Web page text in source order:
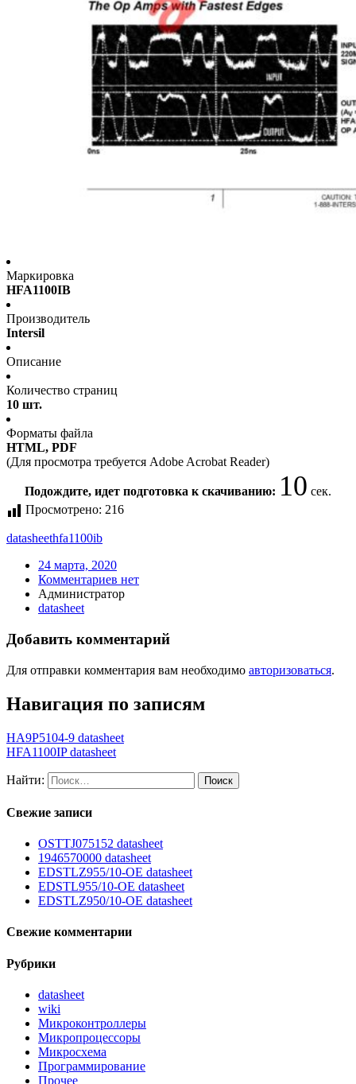
Маркировка
HFA1100IB
Производитель
Intersil
Описание
Количество страниц
10 шт.
Форматы файла
HTML, PDF
(Для просмотра требуется Adobe Acrobat Reader)
Подождите, идет подготовка к скачиванию: 10 сек.
Просмотрено: 216
datasheethfa1100ib
24 марта, 2020
Комментариев нет
Администратор
datasheet
Добавить комментарий
Для отправки комментария вам необходимо авторизоваться.
Навигация по записям
HA9P5104-9 datasheet
HFA1100IP datasheet
Найти:
Свежие записи
OSTTJ075152 datasheet
1946570000 datasheet
EDSTLZ955/10-OE datasheet
EDSTL955/10-OE datasheet
EDSTLZ950/10-OE datasheet
Свежие комментарии
Рубрики
datasheet
wiki
Микроконтроллеры
Микропроцессоры
Микросхема
Программирование
Прочее